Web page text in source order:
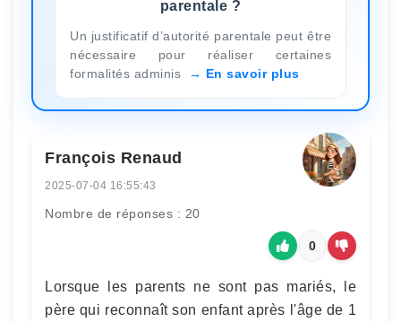
parentale ?
Un justificatif d’autorité parentale peut être
nécessaire pour réaliser certaines
formalités adminis
En savoir plus
François Renaud
2025-07-04 16:55:43
Nombre de réponses : 20
0
Lorsque les parents ne sont pas mariés, le
père qui reconnaît son enfant après l'âge de 1